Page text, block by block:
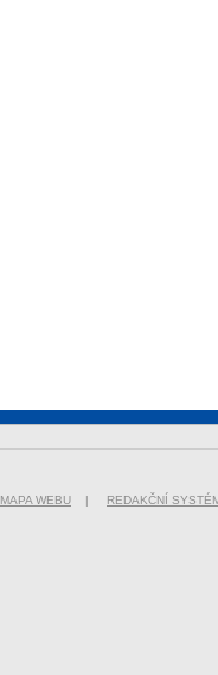
MAPA WEBU | REDAKČNÍ